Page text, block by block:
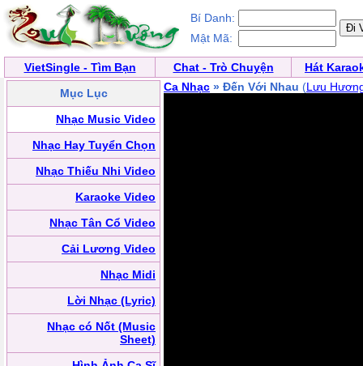
Bí Danh:
Mật Mã:
VietSingle - Tìm Bạn Chat - Trò Chuyện
Hát
Mục Lục
Nhạc Music Video
Nhạc Hay Tuyển Chọn
Nhạc Thiếu Nhi Video
Karaoke Video
Nhạc Tân Cổ Video
Cải Lương Video
Nhạc Midi
Lời Nhạc (Lyric)
Nhạc có Nốt (Music
Sheet)
Ca Nhạc » Đến Với Nhau (Lưu